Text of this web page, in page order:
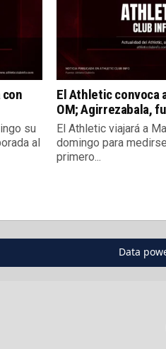
su
al
El Athletic convoca
OM; Agirrezabala,
El Athletic viajará a
domingo para
primero...
Data